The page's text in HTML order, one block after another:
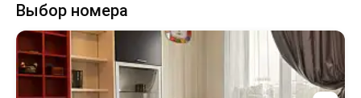
Выбор номера